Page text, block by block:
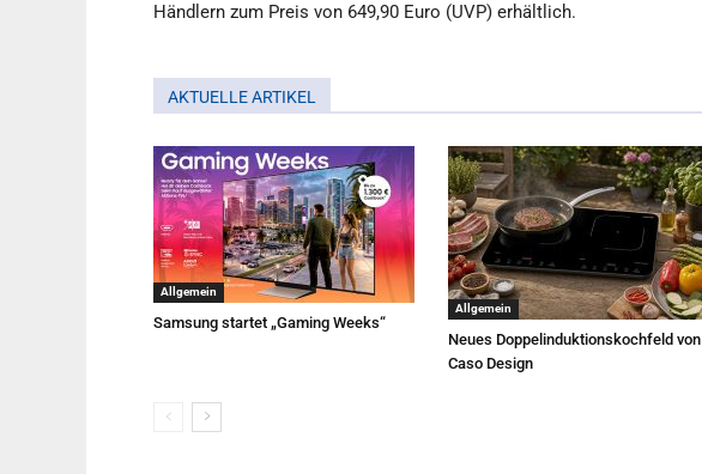
Händlern zum Preis von 649,90 Euro (UVP) erhältlich.
AKTUELLE ARTIKEL
Allgemein
Samsung startet „Gaming Weeks“
Allgemein
Neues Doppelinduktionskochfeld von
Caso Design